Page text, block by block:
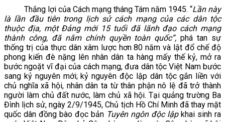
Thắng lợi của Cách mạng tháng Tám năm 1945. “Lần này
là lần đầu tiên trong lịch sử cách mạng của các dân tộc
thuộc địa, một Đảng mới 15 tuổi đã lãnh đạo cách mạng
thành công, đã nắm chính quyền toàn quốc”, phá tan sự
thống trị của thực dân xâm lược hơn 80 năm và lật đổ chế độ
phong kiến đè nặng lên nhân dân ta hàng mấy thế kỷ, mở ra
bước ngoặt vĩ đại của cách mạng, đưa dân tộc Việt Nam bước
sang kỷ nguyên mới; kỷ nguyên độc lập dân tộc gắn liền với
chủ nghĩa xã hội, nhân dân ta từ thân phận nô lệ đã trở thành
người làm chủ đất nước, làm chủ xã hội. Tại quảng trường Ba
Đình lịch sử, ngày 2/9/1945, Chủ tịch Hồ Chí Minh đã thay mặt
quốc dân đồng bào đọc bản Tuyên ngôn độc lậpkhai sinh ra